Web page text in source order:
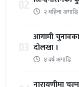
२ महिना अगाडि
आगामी
दोलखा ।
४ वर्ष अगाडि